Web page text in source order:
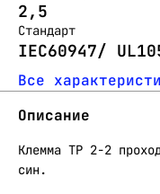
2,5
Стандарт
IEC60947/
Все
Описание
Клемма TP 2-2
син.